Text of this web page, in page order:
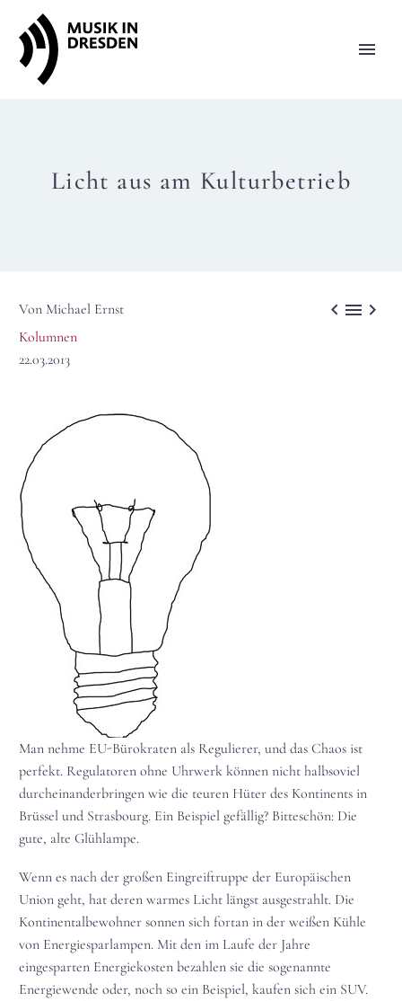
Licht aus am Kulturbetrieb
  
Von Michael Ernst
Kolumnen
22.03.2013
Man nehme EU-Bürokraten als Regulierer, und das Chaos ist
perfekt. Regulatoren ohne Uhrwerk können nicht halbsoviel
durcheinanderbringen wie die teuren Hüter des Kontinents in
Brüssel und Strasbourg. Ein Beispiel gefällig? Bitteschön: Die
gute, alte Glühlampe.
Wenn es nach der großen Eingreiftruppe der Europäischen
Union geht, hat deren warmes Licht längst ausgestrahlt. Die
Kontinentalbewohner sonnen sich fortan in der weißen Kühle
von Energiesparlampen. Mit den im Laufe der Jahre
eingesparten Energiekosten bezahlen sie die sogenannte
Energiewende oder, noch so ein Beispiel, kaufen sich ein SUV.